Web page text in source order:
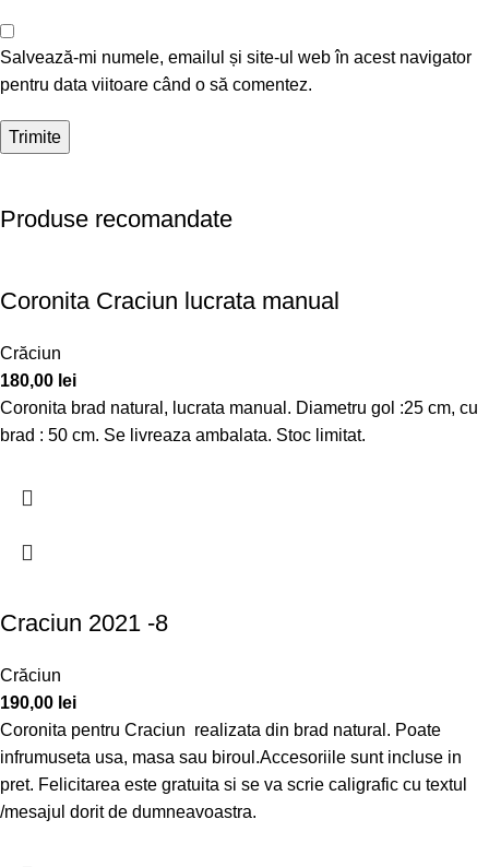
Salvează-mi numele, emailul și site-ul web în acest navigator
pentru data viitoare când o să comentez.
Produse recomandate
Coronita Craciun lucrata manual
Crăciun
180,00 lei
Coronita brad natural, lucrata manual. Diametru gol :25 cm, cu
brad : 50 cm. Se livreaza ambalata. Stoc limitat.
Craciun 2021 -8
Crăciun
190,00 lei
Coronita pentru Craciun realizata din brad natural. Poate
infrumuseta usa, masa sau biroul.Accesoriile sunt incluse in
pret. Felicitarea este gratuita si se va scrie caligrafic cu textul
/mesajul dorit de dumneavoastra.